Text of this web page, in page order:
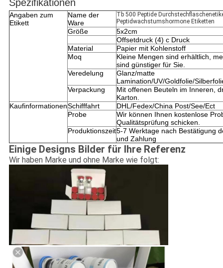
Spezifikationen
Angaben zum
Etikett
Name der
Ware
Tb 500 Peptide
Peptidwachstumshormone Etiketten
Größe
5x2cm
Offsetdruck (4) c Druck
Material
Papier mit Kohlenstoff
Moq
Kleine Mengen sind erhältlich,
sind günstiger für Sie.
Veredelung
Glanz/matte
Lamination/UV/Goldfolie/
Verpackung
Mit offenen Beuteln im Inneren,
Karton.
KaufinformationenSchifffahrt
DHL/Fedex/China Post/See/Ect
Probe
Wir können Ihnen kostenlose
Qualitätsprüfung schicken.
Produktionszeit5-7 Werktage nach Bestätigung
und Zahlung
Einige Designs Bilder für Ihre Referenz
Wir haben Marke und ohne Marke wie folgt: